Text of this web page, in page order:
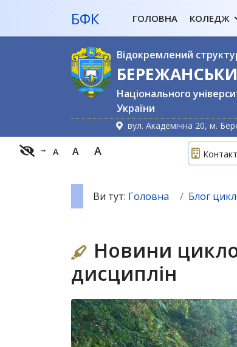
БФК ГОЛОВНА КОЛЕДЖ
Відокремлений
Національного
України
вул. Академічна 20, м.
A A A
Ви тут: Головна Блог
Новини
дисциплін